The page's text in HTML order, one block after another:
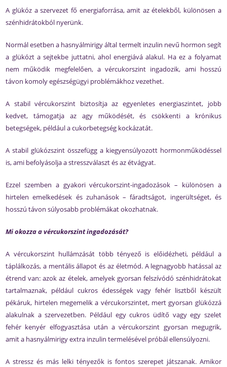
A glükóz a szervezet fő energiaforrása, amit az ételekből, különösen a
szénhidrátokból nyerünk.
Normál esetben a hasnyálmirigy által termelt inzulin nevű hormon segít
a glükózt a sejtekbe juttatni, ahol energiává alakul. Ha ez a folyamat
nem működik megfelelően, a vércukorszint ingadozik, ami hosszú
távon komoly egészségügyi problémákhoz vezethet.
A stabil vércukorszint biztosítja az egyenletes energiaszintet, jobb
kedvet, támogatja az agy működését, és csökkenti a krónikus
betegségek, például a cukorbetegség kockázatát.
A stabil glükózszint összefügg a kiegyensúlyozott hormonműködéssel
is, ami befolyásolja a stresszválaszt és az étvágyat.
Ezzel szemben a gyakori vércukorszint-ingadozások – különösen a
hirtelen emelkedések és zuhanások – fáradtságot, ingerültséget, és
hosszú távon súlyosabb problémákat okozhatnak.
Mi okozza a vércukorszint ingadozását?
A vércukorszint hullámzását több tényező is előidézheti, például a
táplálkozás, a mentális állapot és az életmód. A legnagyobb hatással az
étrend van: azok az ételek, amelyek gyorsan felszívódó szénhidrátokat
tartalmaznak, például cukros édességek vagy fehér lisztből készült
pékáruk, hirtelen megemelik a vércukorszintet, mert gyorsan glükózzá
alakulnak a szervezetben. Például egy cukros üdítő vagy egy szelet
fehér kenyér elfogyasztása után a vércukorszint gyorsan megugrik,
amit a hasnyálmirigy extra inzulin termelésével próbál ellensúlyozni.
A stressz és más lelki tényezők is fontos szerepet játszanak. Amikor